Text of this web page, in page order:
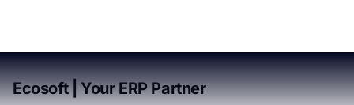
Ecosoft | Your ERP Partner